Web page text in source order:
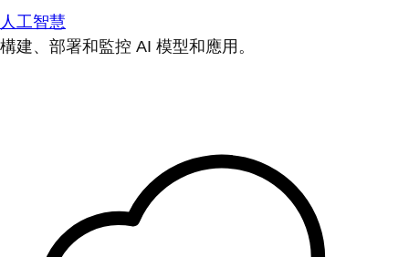
人工智慧
構建、部署和監控 AI 模型和應用。